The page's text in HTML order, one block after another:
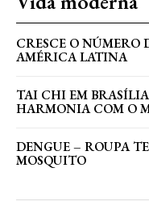
CRESCE O NÚMERO
AMÉRICA LATINA
TAI CHI EM
HARMONIA COM O
DENGUE – ROUPA
MOSQUITO